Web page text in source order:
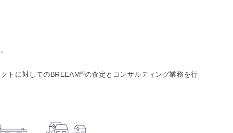
トに対してのBREEAM®の査定とコンサルティング業務を行